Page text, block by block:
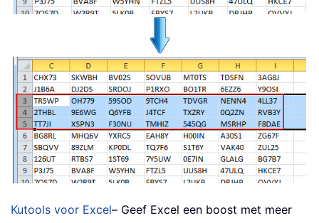
Kutools voor Excel– Geef Excel een boost met meer